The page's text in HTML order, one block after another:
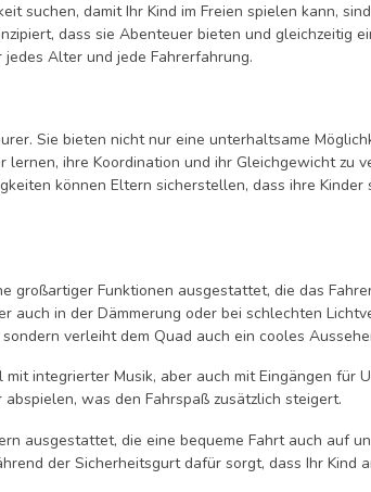
suchen, damit Ihr Kind im Freien spielen kann,
dass sie Abenteuer bieten und gleichzeitig
Alter und jede Fahrerfahrung.
Sie bieten nicht nur eine unterhaltsame
ihre Koordination und ihr Gleichgewicht zu
können Eltern sicherstellen, dass ihre
großartiger Funktionen ausgestattet, die das
auch in der Dämmerung oder bei schlechten
verleiht dem Quad auch ein cooles
integrierter Musik, aber auch mit Eingängen für
was den Fahrspaß zusätzlich steigert.
ausgestattet, die eine bequeme Fahrt auch auf
der Sicherheitsgurt dafür sorgt, dass Ihr Kind